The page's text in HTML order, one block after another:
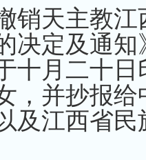
天主教江
决定及通知
十月二十日
，并抄报给
及江西省民